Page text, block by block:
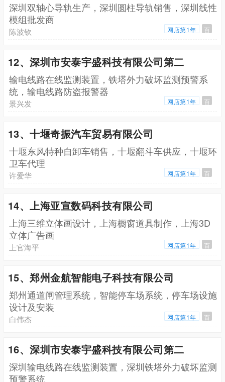
深圳双轴心导轨生产，深圳圆柱导轨销售，深圳线性
模组批发商
陈波钦 网店第1年 百
12、深圳市安泰宇盛科技有限公司第二
输电线路在线监测装置，铁塔外力破坏监测预警系
统，输电线路防盗报警器
景兴发 网店第1年 百
13、十堰奇振汽车贸易有限公司
十堰东风特种自卸车销售，十堰翻斗车供应，十堰环
卫车代理
许爱华 网店第1年 百
14、上海亚宣数码科技有限公司
上海三维立体画设计，上海橱窗道具制作，上海3D
立体广告画
上官海平 网店第1年 百
15、郑州金航智能电子科技有限公司
郑州通道闸管理系统，智能停车场系统，停车场设施
设计及安装
白伟杰 网店第1年 百
16、深圳市安泰宇盛科技有限公司第二
深圳输电线路在线监测装置，深圳铁塔外力破坏监测
预警系统